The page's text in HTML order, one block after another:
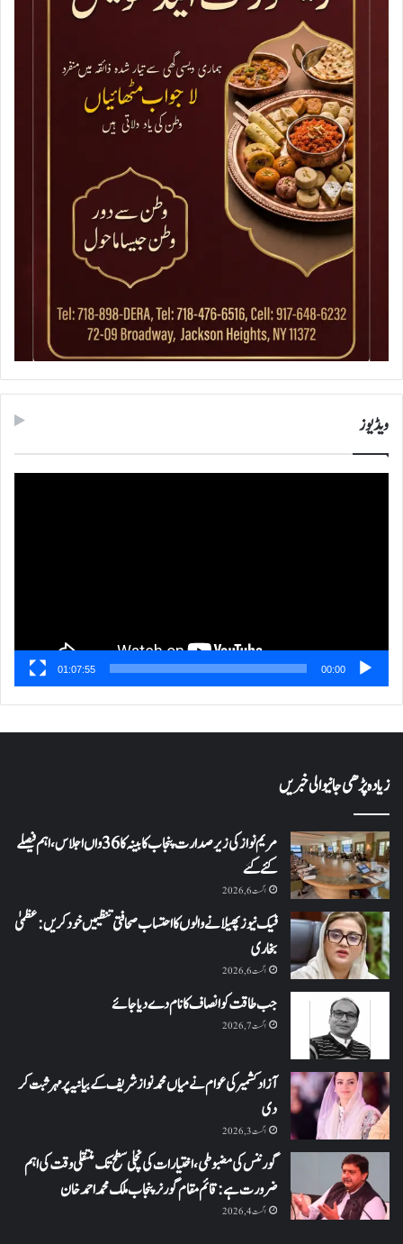
ویڈیوز
00:00
01:07:55
زیادہ پڑھی جانیوالی خبریں
مریم نواز کی زیر صدارت پنجاب کابینہ کا 36واں اجلاس،اہم فیصلے
کئے گئے
اگست 6, 2026
فیک نیوز پھیلانے والوں کا احتساب صحافتی تنظیمیں خود کریں: عظمیٰ
بخاری
اگست 6, 2026
جب طاقت کو انصاف کا نام دے دیا جائے
اگست 7, 2026
آزاد کشمیر کی عوام نے میاں محمد نواز شریف کے بیانیہ پر مہر ثبت کر
دی
اگست 3, 2026
گورننس کی مضبوطی، اختیارات کی نچلی سطح تک منتقلی وقت کی اہم
ضرورت ہے: قائم مقام گورنر پنجاب ملک محمد احمد خان
اگست 4, 2026